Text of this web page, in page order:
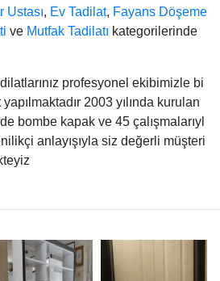
Ustası, Ev Tadilat, Fayans Döşeme
ve Mutfak Tadilatı kategorilerinde
profesyonel ekibimizle bi
2003 yılında kurulan
bombe kapak ve 45 çalışmalarıyl
anlayışıyla siz değerli müşteri